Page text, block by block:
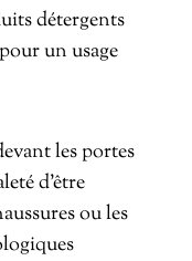
détergents
un usage
les portes
d’être
ou les